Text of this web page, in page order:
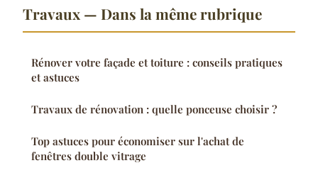
Travaux — Dans la même rubrique
Rénover votre façade et toiture : conseils pratiques
et astuces
Travaux de rénovation : quelle ponceuse choisir ?
Top astuces pour économiser sur l'achat de
fenêtres double vitrage